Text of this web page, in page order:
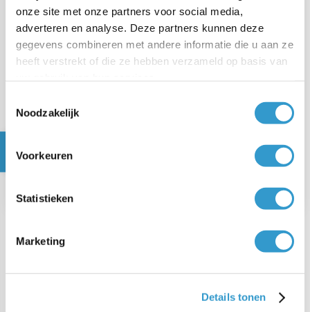
onze site met onze partners voor social media,
adverteren en analyse. Deze partners kunnen deze
gegevens combineren met andere informatie die u aan ze
heeft verstrekt of die ze hebben verzameld op basis van
Noodzakelijk
Voorkeuren
Statistieken
Marketing
Details tonen
voorzichtigheidsbeginselzorgt ervoor dat je je niet
rijker rekent dan je bent. Samen vormen ze de
spelregels waarmee je een betrouwbare en
vergelijkbare boekhouding opbouwt.
Veelgestelde vragen over
meetbaar in geld